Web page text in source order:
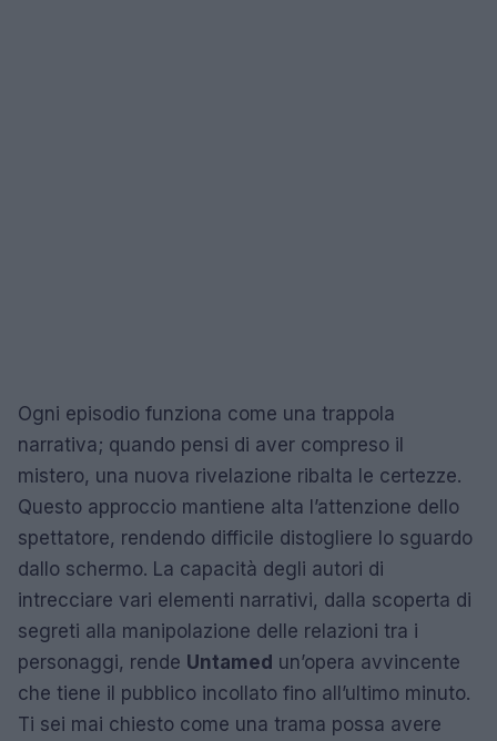
Ogni episodio funziona come una trappola
narrativa; quando pensi di aver compreso il
mistero, una nuova rivelazione ribalta le certezze.
Questo approccio mantiene alta l’attenzione dello
spettatore, rendendo difficile distogliere lo sguardo
dallo schermo. La capacità degli autori di
intrecciare vari elementi narrativi, dalla scoperta di
segreti alla manipolazione delle relazioni tra i
personaggi, rende Untamed un’opera avvincente
che tiene il pubblico incollato fino all’ultimo minuto.
Ti sei mai chiesto come una trama possa avere